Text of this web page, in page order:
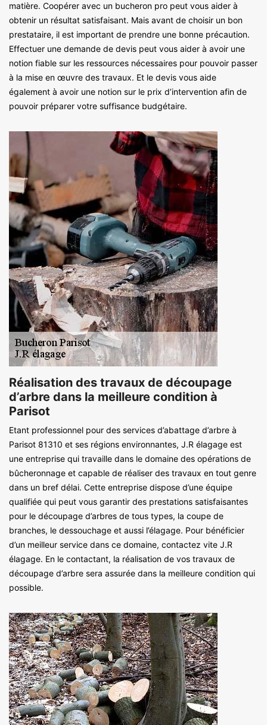
matière. Coopérer avec un bucheron pro peut vous aider à
obtenir un résultat satisfaisant. Mais avant de choisir un bon
prestataire, il est important de prendre une bonne précaution.
Effectuer une demande de devis peut vous aider à avoir une
notion fiable sur les ressources nécessaires pour pouvoir passer
à la mise en œuvre des travaux. Et le devis vous aide
également à avoir une notion sur le prix d’intervention afin de
pouvoir préparer votre suffisance budgétaire.
Réalisation des travaux de découpage
d’arbre dans la meilleure condition à
Parisot
Etant professionnel pour des services d’abattage d’arbre à
Parisot 81310 et ses régions environnantes, J.R élagage est
une entreprise qui travaille dans le domaine des opérations de
bûcheronnage et capable de réaliser des travaux en tout genre
dans un bref délai. Cette entreprise dispose d’une équipe
qualifiée qui peut vous garantir des prestations satisfaisantes
pour le découpage d’arbres de tous types, la coupe de
branches, le dessouchage et aussi l’élagage. Pour bénéficier
d’un meilleur service dans ce domaine, contactez vite J.R
élagage. En le contactant, la réalisation de vos travaux de
découpage d’arbre sera assurée dans la meilleure condition qui
possible.